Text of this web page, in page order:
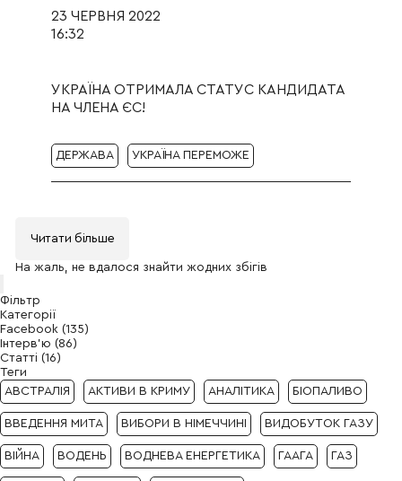
23 ЧЕРВНЯ 2022
16:32
УКРАЇНА ОТРИМАЛА СТАТУС КАНДИДАТА
НА ЧЛЕНА ЄС!
ДЕРЖАВА УКРАЇНА ПЕРЕМОЖЕ
Читати бiльше
На жаль, не вдалося знайти жодних збiгiв
Фiльтр
Категорiї
Faсebook (135)
Iнтерв’ю (86)
Cтаттi (16)
Теги
АВСТРАЛІЯ
АКТИВИ В КРИМУ АНАЛІТИКА БІОПАЛИВО
ВВЕДЕННЯ МИТА ВИБОРИ В НІМЕЧЧИНІ ВИДОБУТОК ГАЗУ
ВІЙНА ВОДЕНЬ ВОДНЕВА ЕНЕРГЕТИКА ГААГА ГАЗ